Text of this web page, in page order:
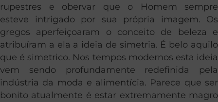
rupestres e obervar que o Homem sempre
esteve intrigado por sua própria imagem. Os
gregos aperfeiçoaram o conceito de beleza e
atribuíram a ela a ideia de simetria. É belo aquilo
que é simetrico. Nos tempos modernos esta ideia
vem sendo profundamente redefinida pela
indústria da moda e alimentícia. Parece que ser
bonito atualmente é estar extremamente magro